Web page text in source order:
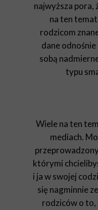
najwyższa pora,
na ten
rodzicom
dane
sobą
typu
Wiele na ten
mediach.
którymi
i ja w swojej
się nagminnie
rodziców o to,